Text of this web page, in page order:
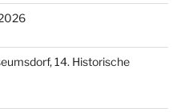
14. Historische